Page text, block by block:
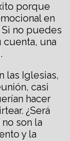
porque
en
no puedes
cuenta, una
las Iglesias,
casi
hacer
¿Será
son la
y la